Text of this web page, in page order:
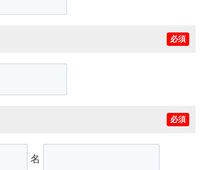
必須
必須
名